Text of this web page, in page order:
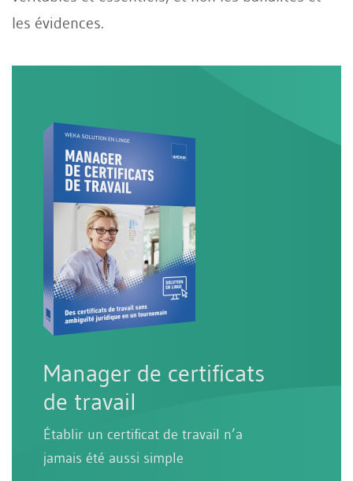
les évidences.
Manager de certificats
de travail
Établir un certificat de travail n’a
jamais été aussi simple